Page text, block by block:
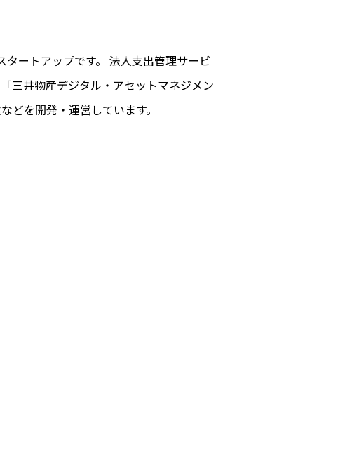
ートアップです。 法人支出管理サービ
三井物産デジタル・アセットマネジメン
どを開発・運営しています。